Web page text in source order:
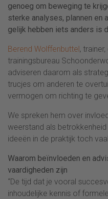
genoeg om beweging te
sterke analyses, plannen en
gelijk hebben iets anders is
Berend Wolffenbuttel ,
trainingsbureau
adviseren daarom als
trucjes om anderen te
vermogen om richting te
We spreken hem over
weerstand als
ideeën in de praktijk toch
Waarom beïnvloeden en
vaardigheden zijn
“De tijd dat je vooral
inhoudelijke kennis of